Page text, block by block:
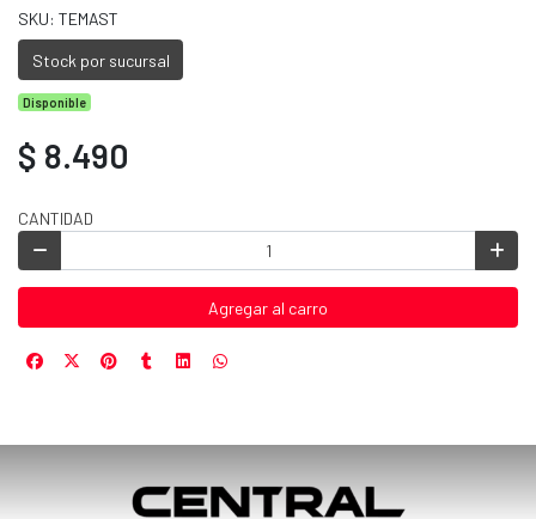
SKU: TEMAST
Stock por sucursal
Disponible
$ 8.490
CANTIDAD
Agregar al carro